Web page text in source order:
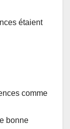
étaient
comme
bonne